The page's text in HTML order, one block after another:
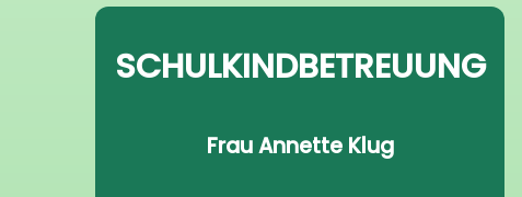
SCHULKINDBETREUUNG
Frau Annette Klug